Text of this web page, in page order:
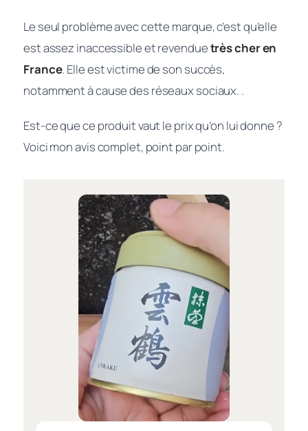
Le seul problème avec cette marque, c’est qu’elle
est assez inaccessible et revenduetrès cher en
France. Elle est victime de son succès,
notamment à cause des réseaux sociaux. .
Est-ce que ce produit vaut le prix qu’on lui donne ?
Voici mon avis complet, point par point.